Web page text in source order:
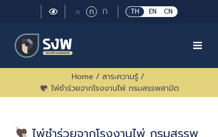
TH EN CN
กSmall
กRegular
font
ก Large
font
Home / สาระความรู้ /
ไพ่ชำร่วยจากโรงงานไพ่ กรมสรรพสามิต